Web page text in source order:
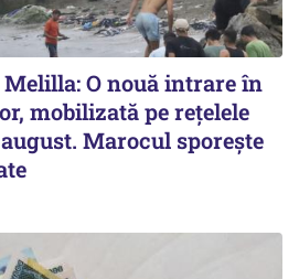
O nouă intrare în
mobilizată pe rețelele
Marocul sporește